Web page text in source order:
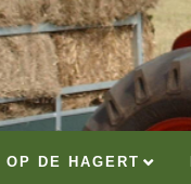
OP DE HAGERT